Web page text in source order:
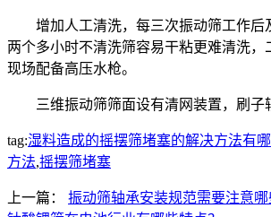
增加人工清洗，每三次振动筛工作后
两个多小时不清洗筛容易干粘更难清洗，
现场配备高压水枪。
三维振动筛筛面设有清网装置，刷子
tag:湿料造成的摇摆筛堵塞的解决方法有
方法,摇摆筛堵塞
上一篇： 振动筛轴承安装规范需要注意哪